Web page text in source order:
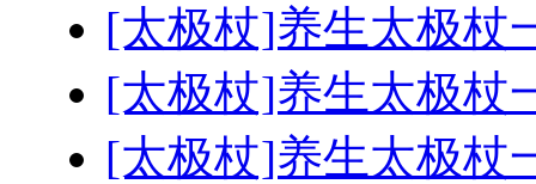
[太极杖]养生太极杖
[太极杖]养生太极杖
[太极杖]养生太极杖